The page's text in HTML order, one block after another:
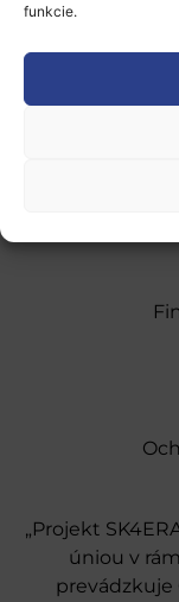
funkcie.
„Projekt
úniou v